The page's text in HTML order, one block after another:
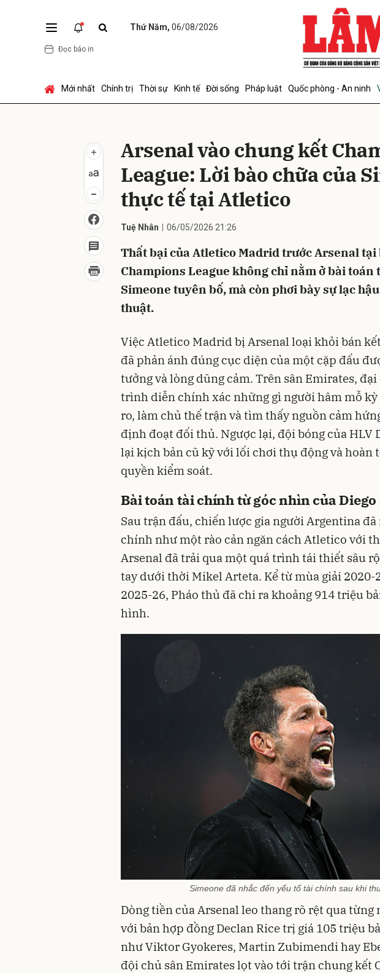
Thứ Năm, 06/08/2026
Đọc báo in
Mới nhất Chính trị Thời sự Kinh tế Đời sống Pháp luật Quốc phòng - An ninh
Arsenal vào chung kết
League: Lời bào chữa của
thực tế tại Atletico
Tuệ Nhân 06/05/2026 21:26
Thất bại của Atletico Madrid trước Arsenal tại
Champions League không chỉ nằm ở bài toán
Simeone tuyên bố, mà còn phơi bày sự lạc
thuật.
Việc Atletico Madrid bị Arsenal loại khỏi bán
đã phản ánh đúng cục diện của một cặp đấu
tưởng và lòng dũng cảm. Trên sân Emirates,
trình diễn chính xác những gì người hâm mỗ
ro, làm chủ thế trận và tìm thấy nguồn cảm
định đoạt đối thủ. Ngược lại, đội bóng của HLV
lại kịch bản cũ kỹ với lối chơi thụ động và hoàn
quyền kiểm soát.
Bài toán tài chính từ góc nhìn của Diego
Sau trận đấu, chiến lược gia người Argentina
chính như một rào cản ngăn cách Atletico với
Arsenal đã trải qua một quá trình tái thiết sâu
tay dưới thời Mikel Arteta. Kể từ mùa giải
2025-26, Pháo thủ đã chi ra khoảng 914 triệu
hình.
Simeone đã nhắc đến yếu tố tài chính sau khi
Dòng tiền của Arsenal leo thang rõ rệt qua
với bản hợp đồng Declan Rice trị giá 105 triệu
như Viktor Gyokeres, Martin Zubimendi hay
đội chủ sân Emirates lọt vào tới trận chung kết
Gửi bình luận